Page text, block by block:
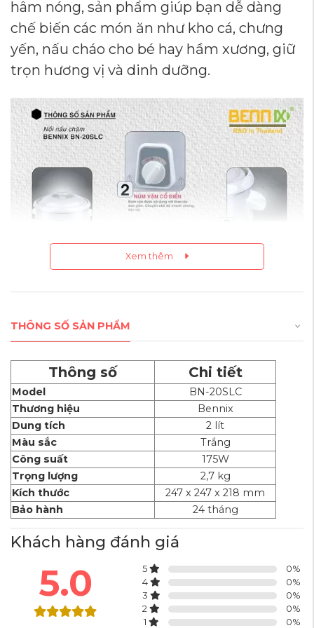
hâm nóng, sản phẩm giúp bạn dễ dàng
chế biến các món ăn như kho cá, chưng
yến, nấu cháo cho bé hay hầm xương, giữ
trọn hương vị và dinh dưỡng.
Tính Năng Nổi Bật
1. Dung Tích 2L, Nồi Sứ Cao Cấp
Nồi bên trong làm từ sứ dày dặn, có
khả năng truyền nhiệt tốt và chịu va
đập.
Giúp nấu ăn nhanh chóng và giữ được
hương vị tự nhiên của thực phẩm.
2. Chế Độ Nấu Đa Năng
Với 3 chế độ nấu nhanh, chậm và hâm
nóng, Bennix BN-20SLC đáp ứng mọi
Xem thêm
THÔNG SỐ SẢN PHẨM
Thông số Chi tiết
Model
BN-20SLC
Thương hiệu
Bennix
Dung tích
2 lít
Màu sắc
Trắng
Công suất
175W
Trọng lượng
2,7 kg
Kích thước
247 x 247 x 218 mm
Bảo hành
24 tháng
Khách hàng đánh giá
5.0 5 0%
4
0%
3
0%
2
0%
1
0%